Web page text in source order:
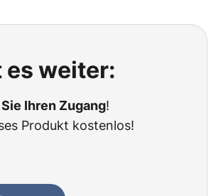
es weiter:
Ihren Zugang!
Produkt kostenlos!